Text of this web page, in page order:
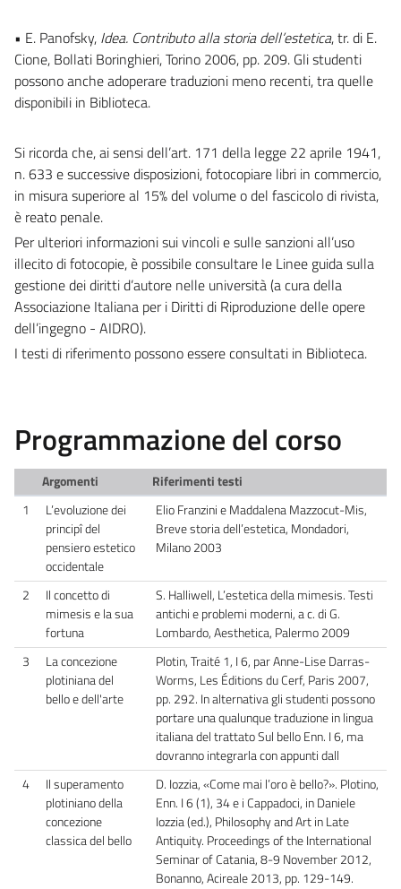
• E. Panofsky, Idea. Contributo alla storia dell’estetica, tr. di E.
Cione, Bollati Boringhieri, Torino 2006, pp. 209. Gli studenti
possono anche adoperare traduzioni meno recenti, tra quelle
disponibili in Biblioteca.
Si ricorda che, ai sensi dell’art. 171 della legge 22 aprile 1941,
n. 633 e successive disposizioni, fotocopiare libri in commercio,
in misura superiore al 15% del volume o del fascicolo di rivista,
è reato penale.
Per ulteriori informazioni sui vincoli e sulle sanzioni all’uso
illecito di fotocopie, è possibile consultare le Linee guida sulla
gestione dei diritti d’autore nelle università (a cura della
Associazione Italiana per i Diritti di Riproduzione delle opere
dell’ingegno - AIDRO).
I testi di riferimento possono essere consultati in Biblioteca.
Programmazione del corso
Argomenti
Riferimenti testi
1
L’evoluzione dei
principî del
pensiero estetico
occidentale
Elio Franzini e Maddalena Mazzocut-Mis,
Breve storia dell’estetica, Mondadori,
Milano 2003
2
Il concetto di
mimesis e la sua
fortuna
S. Halliwell, L’estetica della mimesis. Testi
antichi e problemi moderni, a c. di G.
Lombardo, Aesthetica, Palermo 2009
3
La concezione
plotiniana del
bello e dell'arte
Plotin, Traité 1, I 6, par Anne-Lise Darras-
Worms, Les Éditions du Cerf, Paris 2007,
pp. 292. In alternativa gli studenti possono
portare una qualunque traduzione in lingua
italiana del trattato Sul bello Enn. I 6, ma
dovranno integrarla con appunti dall
4
Il superamento
plotiniano della
concezione
classica del bello
D. Iozzia, «Come mai l’oro è bello?». Plotino,
Enn. I 6 (1), 34 e i Cappadoci, in Daniele
Iozzia (ed.), Philosophy and Art in Late
Antiquity. Proceedings of the International
Seminar of Catania, 8-9 November 2012,
Bonanno, Acireale 2013, pp. 129-149.